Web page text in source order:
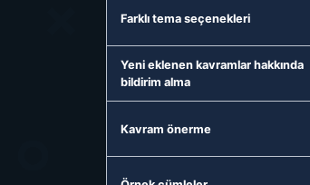
Farklı tema seçenekleri
Yeni eklenen kavramlar hakkında
bildirim alma
Kavram önerme